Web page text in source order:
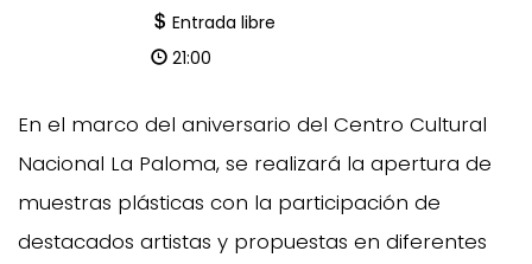
Entrada libre
21:00
En el marco del aniversario del Centro Cultural
Nacional La Paloma, se realizará la apertura de
muestras plásticas con la participación de
destacados artistas y propuestas en diferentes